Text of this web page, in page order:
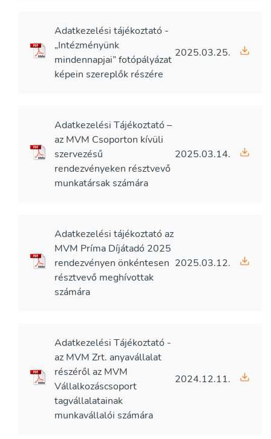
Adatkezelési tájékoztató -
„Intézményünk
mindennapjai” fotópályázat
képein szereplők részére
2025.03.25.
Adatkezelési Tájékoztató –
az MVM Csoporton kívüli
szervezésű
rendezvényeken résztvevő
munkatársak számára
2025.03.14.
Adatkezelési tájékoztató az
MVM Príma Díjátadó 2025
rendezvényen önkéntesen
résztvevő meghívottak
számára
2025.03.12.
Adatkezelési Tájékoztató -
az MVM Zrt. anyavállalat
részéről az MVM
Vállalkozáscsoport
tagvállalatainak
munkavállalói számára
2024.12.11.